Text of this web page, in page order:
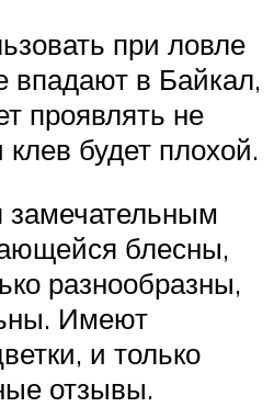
при ловле
впадают в Байкал,
проявлять не
будет плохой.
замечательным
блесны,
разнообразны,
Имеют
и только
отзывы.